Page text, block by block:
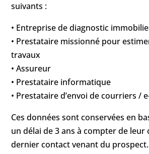
suivants :
• Entreprise de diagnostic
• Prestataire missionné pour
travaux
• Assureur
• Prestataire informatique
• Prestataire d’envoi de courriers /
Ces données sont conservées en
un délai de 3 ans à compter de leur
dernier contact venant du